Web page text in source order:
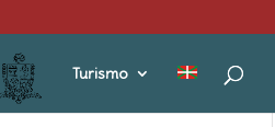
Turismo